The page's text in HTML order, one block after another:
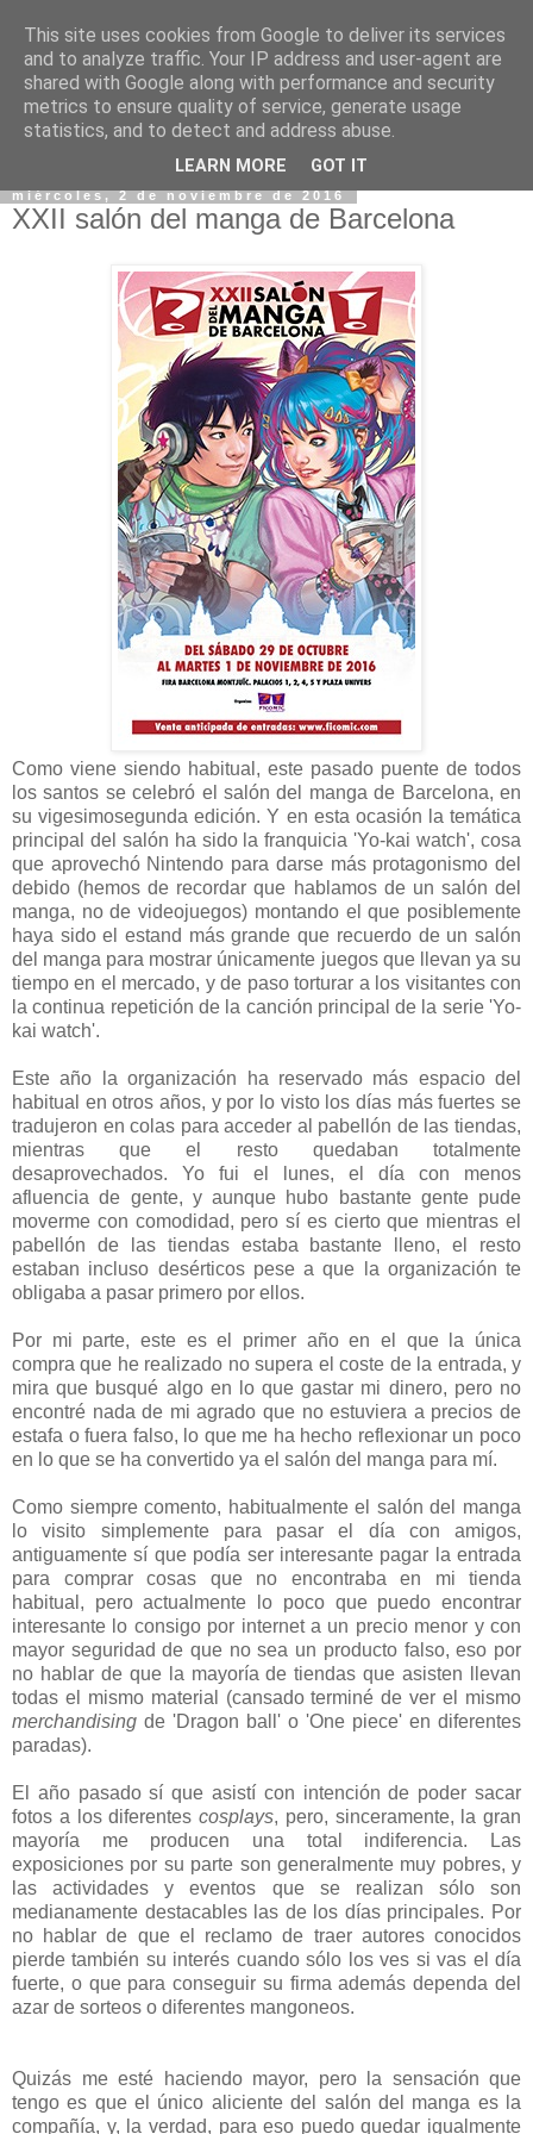
miércoles, 2 de noviembre de 2016
XXII salón del manga de Barcelona
Como viene siendo habitual, este pasado puente de todos
los santos se celebró el salón del manga de Barcelona, en
su vigesimosegunda edición. Y en esta ocasión la temática
principal del salón ha sido la franquicia 'Yo-kai watch', cosa
que aprovechó Nintendo para darse más protagonismo del
debido (hemos de recordar que hablamos de un salón del
manga, no de videojuegos) montando el que posiblemente
haya sido el estand más grande que recuerdo de un salón
del manga para mostrar únicamente juegos que llevan ya su
tiempo en el mercado, y de paso torturar a los visitantes con
la continua repetición de la canción principal de la serie 'Yo-
kai watch'.
Este año la organización ha reservado más espacio del
habitual en otros años, y por lo visto los días más fuertes se
tradujeron en colas para acceder al pabellón de las tiendas,
mientras que el resto quedaban totalmente
desaprovechados. Yo fui el lunes, el día con menos
afluencia de gente, y aunque hubo bastante gente pude
moverme con comodidad, pero sí es cierto que mientras el
pabellón de las tiendas estaba bastante lleno, el resto
estaban incluso desérticos pese a que la organización te
obligaba a pasar primero por ellos.
Por mi parte, este es el primer año en el que la única
compra que he realizado no supera el coste de la entrada, y
mira que busqué algo en lo que gastar mi dinero, pero no
encontré nada de mi agrado que no estuviera a precios de
estafa o fuera falso, lo que me ha hecho reflexionar un poco
en lo que se ha convertido ya el salón del manga para mí.
Como siempre comento, habitualmente el salón del manga
lo visito simplemente para pasar el día con amigos,
antiguamente sí que podía ser interesante pagar la entrada
para comprar cosas que no encontraba en mi tienda
habitual, pero actualmente lo poco que puedo encontrar
interesante lo consigo por internet a un precio menor y con
mayor seguridad de que no sea un producto falso, eso por
no hablar de que la mayoría de tiendas que asisten llevan
todas el mismo material (cansado terminé de ver el mismo
merchandising de 'Dragon ball' o 'One piece' en diferentes
paradas).
El año pasado sí que asistí con intención de poder sacar
fotos a los diferentes cosplays, pero, sinceramente, la gran
mayoría me producen una total indiferencia. Las
exposiciones por su parte son generalmente muy pobres, y
las actividades y eventos que se realizan sólo son
medianamente destacables las de los días principales. Por
no hablar de que el reclamo de traer autores conocidos
pierde también su interés cuando sólo los ves si vas el día
fuerte, o que para conseguir su firma además dependa del
azar de sorteos o diferentes mangoneos.
Quizás me esté haciendo mayor, pero la sensación que
tengo es que el único aliciente del salón del manga es la
compañía, y, la verdad, para eso puedo quedar igualmente
This site uses cookies from Google to deliver its services
and to analyze traffic. Your IP address and user-agent are
shared with Google along with performance and security
metrics to ensure quality of service, generate usage
statistics, and to detect and address abuse.
LEARN MORE GOT IT